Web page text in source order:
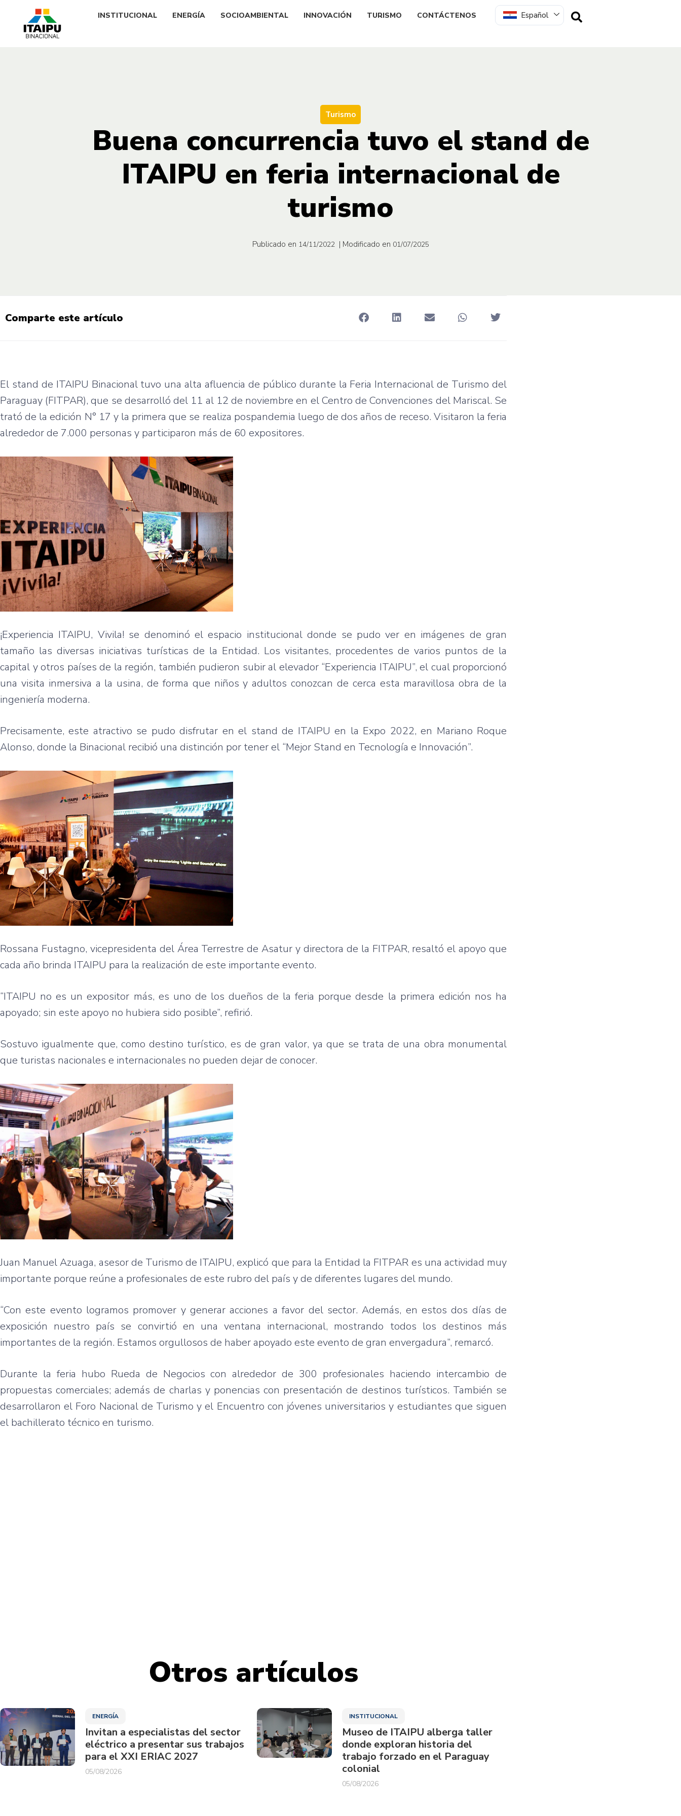
INSTITUCIONAL ENERGÍA SOCIOAMBIENTAL INNOVACIÓN TURISMO CONTÁCTENOS Español
Turismo
Buena concurrencia tuvo el stand de
ITAIPU en feria internacional de
turismo
Publicado en 14/11/2022 | Modificado en 01/07/2025
Comparte este artículo
El stand de ITAIPU Binacional tuvo una alta afluencia de público durante la Feria Internacional de Turismo del
Paraguay (FITPAR), que se desarrolló del 11 al 12 de noviembre en el Centro de Convenciones del Mariscal. Se
trató de la edición N° 17 y la primera que se realiza pospandemia luego de dos años de receso. Visitaron la feria
alrededor de 7.000 personas y participaron más de 60 expositores.
¡Experiencia ITAIPU, Vivila! se denominó el espacio institucional donde se pudo ver en imágenes de gran
tamaño las diversas iniciativas turísticas de la Entidad. Los visitantes, procedentes de varios puntos de la
capital y otros países de la región, también pudieron subir al elevador “Experiencia ITAIPU”, el cual proporcionó
una visita inmersiva a la usina, de forma que niños y adultos conozcan de cerca esta maravillosa obra de la
ingeniería moderna.
Precisamente, este atractivo se pudo disfrutar en el stand de ITAIPU en la Expo 2022, en Mariano Roque
Alonso, donde la Binacional recibió una distinción por tener el “Mejor Stand en Tecnología e Innovación”.
Rossana Fustagno, vicepresidenta del Área Terrestre de Asatur y directora de la FITPAR, resaltó el apoyo que
cada año brinda ITAIPU para la realización de este importante evento.
“ITAIPU no es un expositor más, es uno de los dueños de la feria porque desde la primera edición nos ha
apoyado; sin este apoyo no hubiera sido posible”, refirió.
Sostuvo igualmente que, como destino turístico, es de gran valor, ya que se trata de una obra monumental
que turistas nacionales e internacionales no pueden dejar de conocer.
Juan Manuel Azuaga, asesor de Turismo de ITAIPU, explicó que para la Entidad la FITPAR es una actividad muy
importante porque reúne a profesionales de este rubro del país y de diferentes lugares del mundo.
“Con este evento logramos promover y generar acciones a favor del sector. Además, en estos dos días de
exposición nuestro país se convirtió en una ventana internacional, mostrando todos los destinos más
importantes de la región. Estamos orgullosos de haber apoyado este evento de gran envergadura”, remarcó.
Durante la feria hubo Rueda de Negocios con alrededor de 300 profesionales haciendo intercambio de
propuestas comerciales; además de charlas y ponencias con presentación de destinos turísticos. También se
desarrollaron el Foro Nacional de Turismo y el Encuentro con jóvenes universitarios y estudiantes que siguen
el bachillerato técnico en turismo.
Otros artículos
ENERGÍA
Invitan a especialistas del sector
eléctrico a presentar sus trabajos
para el XXI ERIAC 2027
05/08/2026
INSTITUCIONAL
Museo de ITAIPU alberga taller
donde exploran historia del
trabajo forzado en el Paraguay
colonial
05/08/2026